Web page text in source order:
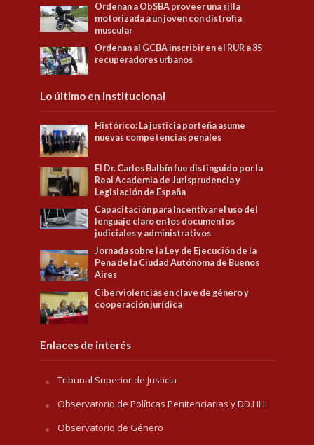
Ordenan a ObSBA proveer una silla
motorizada a un joven con distrofia
muscular
Ordenan al GCBA inscribir en el RUR a 35
recuperadores urbanos
Lo último en Institucional
Histórico: La justicia porteña asume
nuevas competencias penales
El Dr. Carlos Balbín fue distinguido por la
Real Academia de Jurisprudencia y
Legislación de España
Capacitación para Incentivar el uso del
lenguaje claro en los documentos
judiciales y administrativos
Jornada sobre la Ley de Ejecución de la
Pena de la Ciudad Autónoma de Buenos
Aires
Ciberviolencias en clave de género y
cooperación jurídica
Enlaces de interés
Tribunal Superior de Justicia
Observatorio de Políticas Penitenciarias y DD.HH.
Observatorio de Género